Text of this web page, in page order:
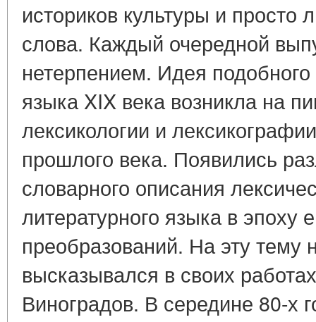
историков культуры и просто
слова. Каждый очередной
нетерпением. Идея
языка XIX века возникла на
лексикологии и
прошлого века. Появились
словарного описания
литературного языка в эпоху
преобразований. На эту тему
высказывался в своих
Виноградов. В середине 80-х